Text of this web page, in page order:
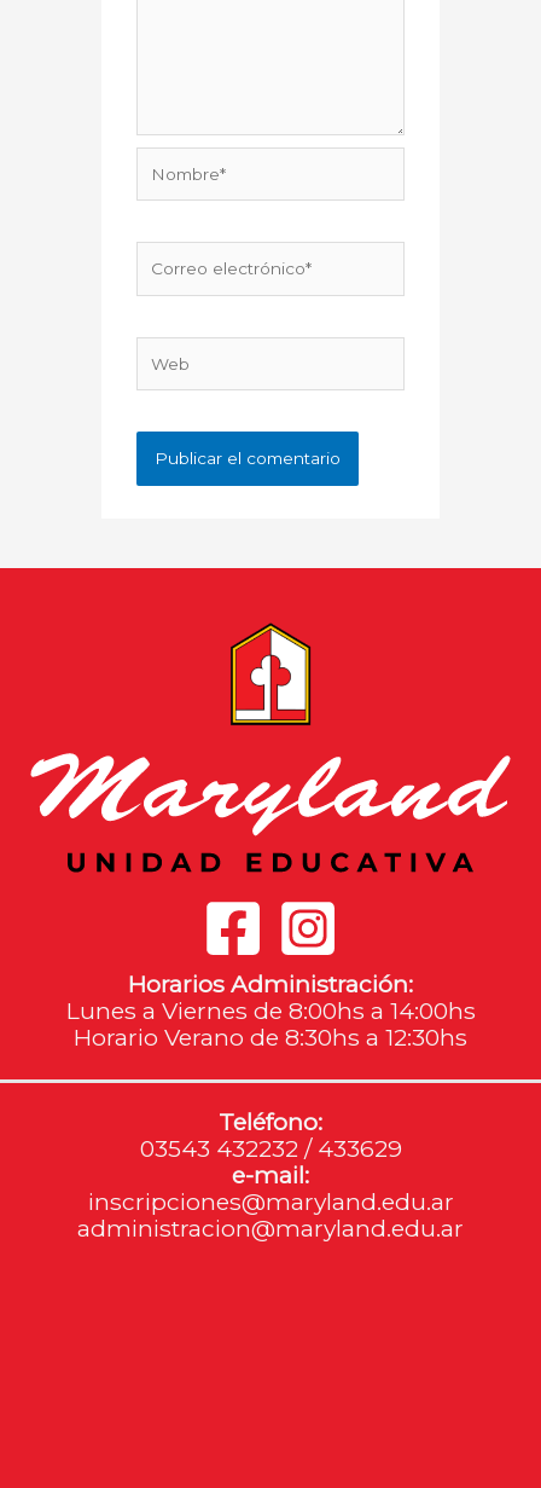
electrónico*
Horarios Administración:
Lunes a Viernes de 8:00hs a 14:00hs
Horario Verano de 8:30hs a 12:30hs
Teléfono:
03543 432232 / 433629
e-mail:
inscripciones@maryland.edu.ar
administracion@maryland.edu.ar